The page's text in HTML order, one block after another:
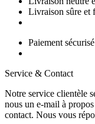
Livraison sûre et
Paiement
Service & Contact
Notre service clientèle
nous un e-mail à
contact. Nous vous